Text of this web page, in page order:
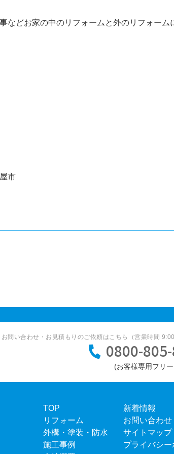
などお家の中のリフォームと外のリフォーム
市
お問い合わせ・お見積もりのご依頼はこちら（営業時間
0800-
TOP
リフォーム
外構・塗装・防水
施工事例
新着情報
お問い合わせ
サイトマップ
プライバシー